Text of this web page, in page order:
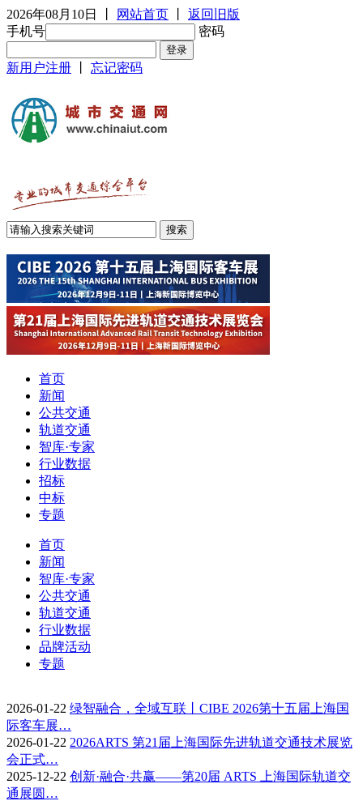
2026年08月10日 网站首页
返回旧版
手机号
密码
新用户注册 忘记密码
首页
新闻
公共交通
轨道交通
智库·专家
行业数据
招标
中标
专题
首页
新闻
智库·专家
公共交通
轨道交通
行业数据
品牌活动
专题
2026-01-22 绿智融合，全域互联丨CIBE 2026第十五届上海国
际客车展…
2026-01-22 2026ARTS 第21届上海国际先进轨道交通技术展览
会正式…
2025-12-22 创新·融合·共赢——第20届 ARTS 上海国际轨道交
通展圆…